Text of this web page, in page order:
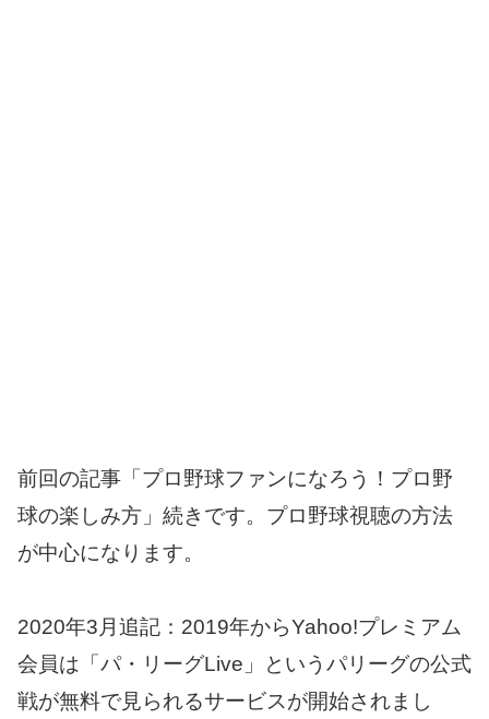
前回の記事「プロ野球ファンになろう！プロ野
球の楽しみ方」続きです。プロ野球視聴の方法
が中心になります。
2020年3月追記：2019年からYahoo!プレミアム
会員は「パ・リーグLive」というパリーグの公式
戦が無料で見られるサービスが開始されまし